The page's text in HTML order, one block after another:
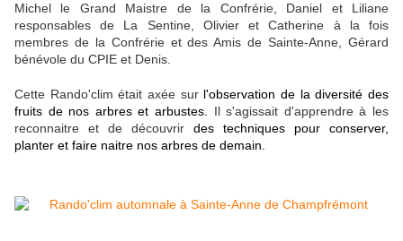
Michel le Grand Maistre de la Confrérie, Daniel et Liliane
responsables de La Sentine, Olivier et Catherine à la fois
membres de la Confrérie et des Amis de Sainte-Anne, Gérard
bénévole du CPIE et Denis.
Cette Rando'clim était axée sur l'observation de la diversité des
fruits de nos arbres et arbustes.
Il s'agissait d'apprendre à les
reconnaitre et de découvrir des techniques pour conserver,
planter et faire naitre nos arbres de demain.